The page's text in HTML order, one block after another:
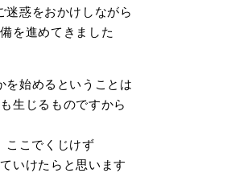
迷惑をおかけしながら
を進めてきました
を始めるということは
生じるものですから
ここでくじけず
いけたらと思います